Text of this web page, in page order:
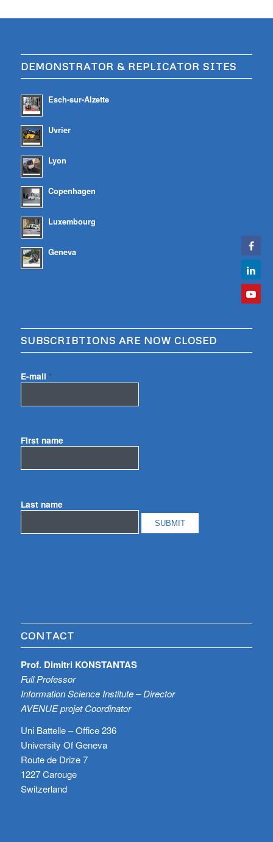
DEMONSTRATOR & REPLICATOR SITES
Esch-sur-Alzette
Uvrier
Lyon
Copenhagen
Luxembourg
Geneva
SUBSCRIBTIONS ARE NOW CLOSED
E-mail *
First name
Last name
CONTACT
Prof. Dimitri KONSTANTAS
Full Professor
Information Science Institute – Director
AVENUE projet Coordinator
Uni Battelle – Office 236
University Of Geneva
Route de Drize 7
1227 Carouge
Switzerland